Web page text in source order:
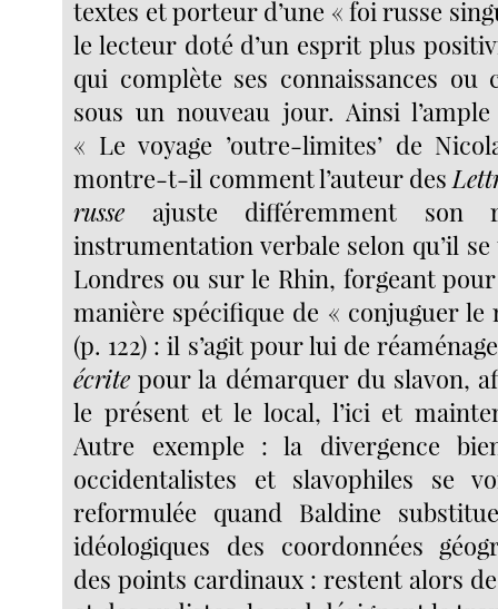
textes et porteur d’une « foi russe
le lecteur doté d’un esprit plus
qui complète ses connaissances ou
sous un nouveau jour. Ainsi
« Le voyage ’outre-limites’ de
montre-t-il comment l’auteur des
russe ajuste différemment son
instrumentation verbale selon qu’il
Londres ou sur le Rhin, forgeant
manière spécifique de « conjuguer le
(p. 122) : il s’agit pour lui de
écrite pour la démarquer du slavon,
le présent et le local, l’ici et
Autre exemple : la divergence
occidentalistes et slavophiles se
reformulée quand Baldine
idéologiques des coordonnées
des points cardinaux : restent alors